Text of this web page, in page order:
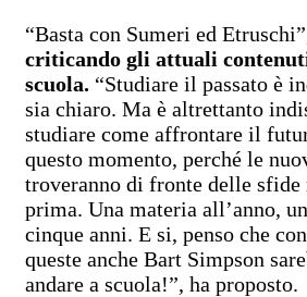
“Basta con Sumeri ed
criticando gli attuali
scuola. “Studiare il passato è
sia chiaro. Ma è altrettanto
studiare come affrontare il
questo momento, perché le
troveranno di fronte delle sfide
prima. Una materia all’anno,
cinque anni. E si, penso che
queste anche Bart Simpson
andare a scuola!”, ha proposto.